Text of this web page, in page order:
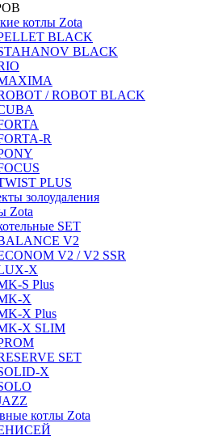
котлы Zota
BLACK
BLACK
/ ROBOT BLACK
R
PLUS
золоудаления
Zota
SET
V2
V2 / V2 SSR
X
S Plus
X
X Plus
X SLIM
SET
X
котлы Zota